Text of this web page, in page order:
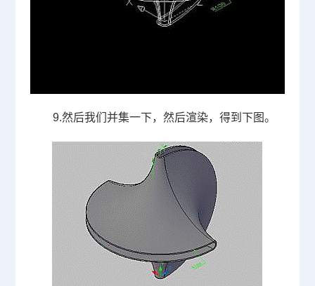
9.然后我们并集一下，然后渲染，得到下图。